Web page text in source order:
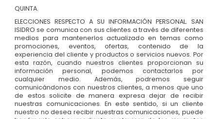
QUINTA.
ELECCIONES RESPECTO A SU INFORMACIÓN PERSONAL. SAN
ISIDRO se comunica con sus clientes a través de diferentes
medios para mantenerlos actualizado en temas como
promociones, eventos, ofertas, contenido de la
experiencia del cliente y productos o servicios nuevos. Por
esta razón, cuando nuestros clientes proporcionan su
información personal, podemos contactarlos por
cualquier medio. Además, podremos seguir
comunicándonos con nuestros clientes, a menos que uno
de estos solicite de manera expresa dejar de recibir
nuestras comunicaciones. En este sentido, si un cliente
nuestro no desea recibir nuestras comunicaciones, puede